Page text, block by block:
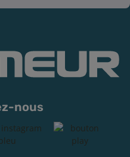
Les e-liquides de la
l’une des mentions
est présente sur le flacon
Nocif par contact
: H311 Toxique par
nous